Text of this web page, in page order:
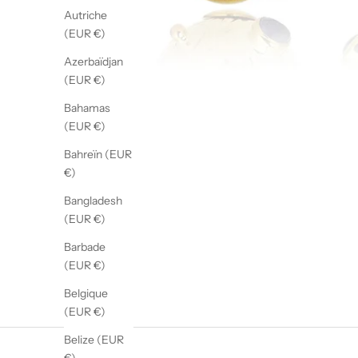
Autriche
(EUR €)
Azerbaïdjan
(EUR €)
Bahamas
(EUR €)
Bahreïn (EUR
€)
Bangladesh
(EUR €)
Barbade
(EUR €)
Belgique
(EUR €)
Belize (EUR